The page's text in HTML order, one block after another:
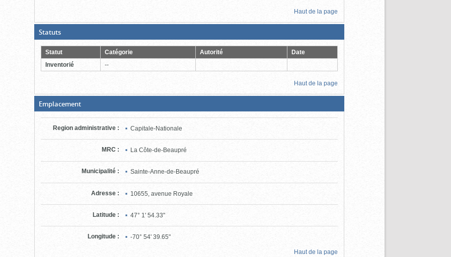
Haut de la page
Statuts(Boite
ouverte,
cliquer
pour
fermer)
Statut Catégorie Autorité
Date
Inventorié
--
Haut de la page
Emplacement(Boite
fermée,
cliquer
pour
ouvrir)
Region administrative : Capitale-Nationale
MRC : La Côte-de-Beaupré
Municipalité : Sainte-Anne-de-Beaupré
Adresse : 10655, avenue Royale
Latitude : 47° 1' 54.33"
Longitude : -70° 54' 39.65"
Haut de la page